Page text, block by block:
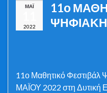
ΜΆΙ
2022
11ο
11ο Μαθητικό Φεστιβάλ
ΜΑΪΟΥ 2022 στη Δυτική